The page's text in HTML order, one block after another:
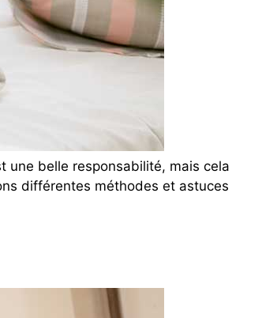
une belle responsabilité, mais cela
différentes méthodes et astuces